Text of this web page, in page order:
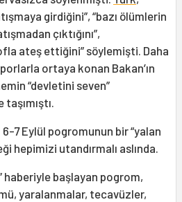
girdiğini”, “bazı ölümlerin
çıktığını”,
ateş ettiğini” söylemişti. Daha
ortaya konan Bakan’ın
“devletini seven”
7 Eylül pogromunun bir “yalan
hepimizi utandırmalı aslında.
haberiyle başlayan pogrom,
yaralanmalar, tecavüzler,